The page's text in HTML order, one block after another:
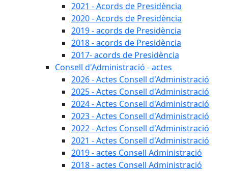
2021 - Acords de Presidència
2020 - Acords de Presidència
2019 - acords de Presidència
2018 - acords de Presidència
2017- acords de Presidència
Consell d'Administració - actes
2026 - Actes Consell d'Administració
2025 - Actes Consell d'Administració
2024 - Actes Consell d'Administració
2023 - Actes Consell d'Administració
2022 - Actes Consell d'Administració
2021 - Actes Consell d'Administració
2019 - actes Consell Administració
2018 - actes Consell Administració